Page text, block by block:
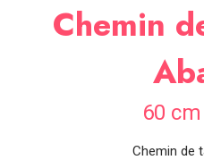
Chemin
60
Chemin de